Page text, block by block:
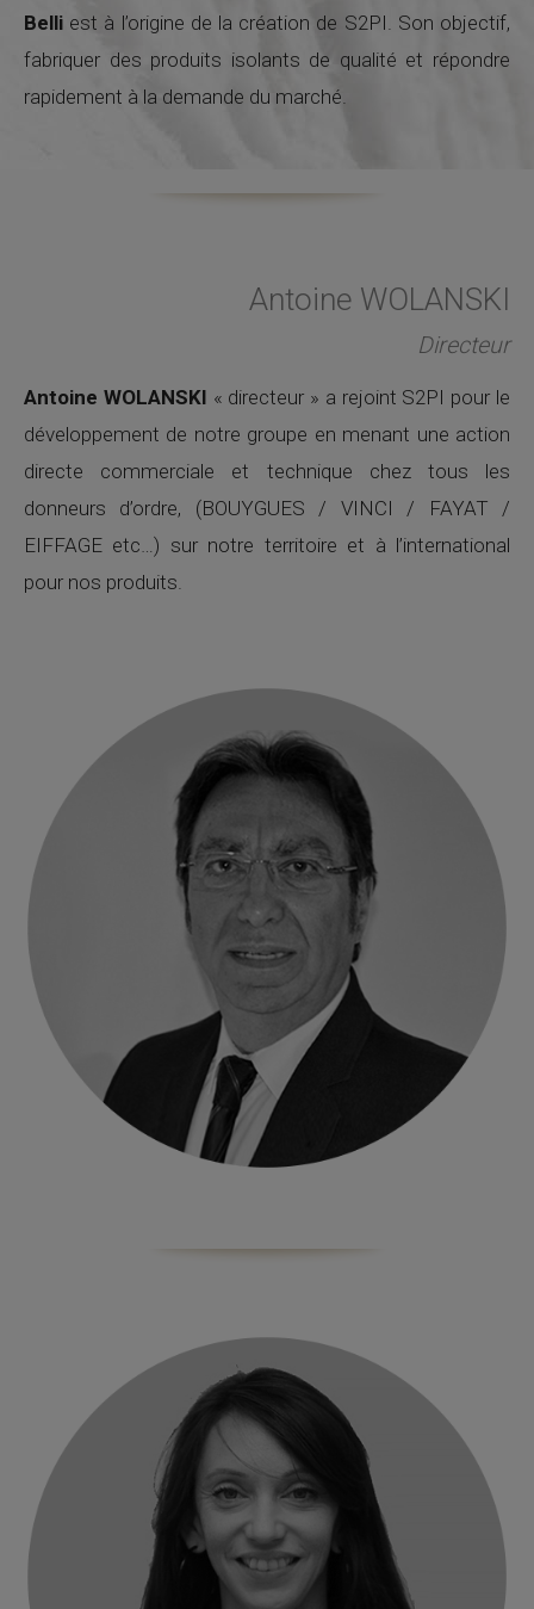
Belli est à l’origine de la création de S2PI. Son objectif,
fabriquer des produits isolants de qualité et répondre
rapidement à la demande du marché.
Antoine WOLANSKI
Directeur
Antoine WOLANSKI « directeur » a rejoint S2PI pour le
développement de notre groupe en menant une action
directe commerciale et technique chez tous les
donneurs d’ordre, (BOUYGUES / VINCI / FAYAT /
EIFFAGE etc…) sur notre territoire et à l’international
pour nos produits.